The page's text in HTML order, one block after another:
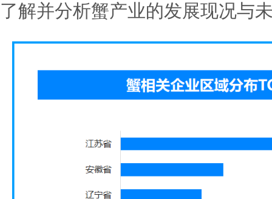
了解并分析蟹产业的发展现况与